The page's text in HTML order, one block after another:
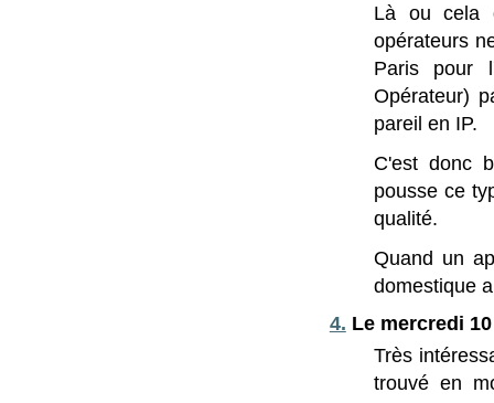
Là ou cela
opérateurs
Paris pour
Opérateur)
pareil en IP.
C'est donc
pousse ce
qualité.
Quand un
domestique
4. Le mercredi
Très
trouvé en